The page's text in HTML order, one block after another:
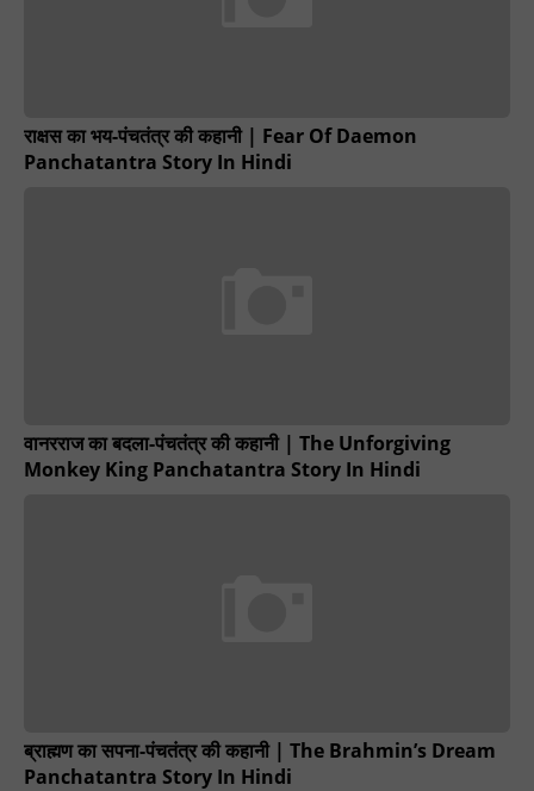
राक्षस का भय-पंचतंत्र की कहानी | Fear Of Daemon
Panchatantra Story In Hindi
वानरराज का बदला-पंचतंत्र की कहानी | The Unforgiving
Monkey King Panchatantra Story In Hindi
ब्राह्मण का सपना-पंचतंत्र की कहानी | The Brahmin’s Dream
Panchatantra Story In Hindi